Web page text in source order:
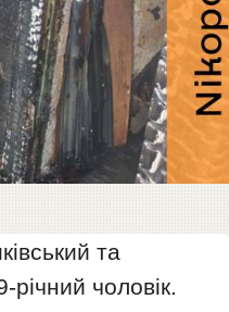
та
чоловік.